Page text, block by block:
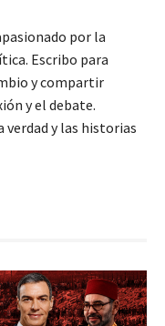
por la
Escribo para
y compartir
y el debate.
verdad y las historias